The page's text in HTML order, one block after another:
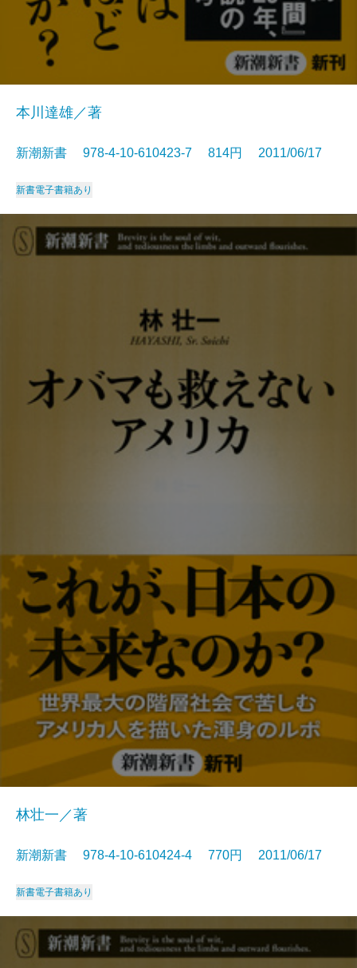
本川達雄／著
新潮新書 978-4-10-610423-7 814円 2011/06/17
新書電子書籍あり
林壮一／著
新潮新書 978-4-10-610424-4 770円 2011/06/17
新書電子書籍あり